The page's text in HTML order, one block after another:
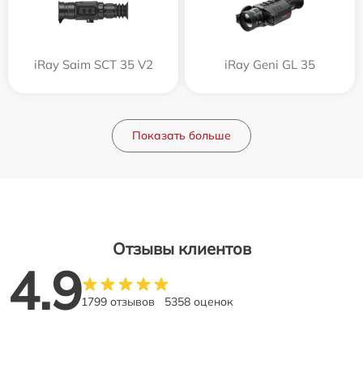
iRay Saim SCT 35 V2 iRay Geni GL 35
Показать больше
Отзывы клиентов
4.91799 отзывов 5358 оценок